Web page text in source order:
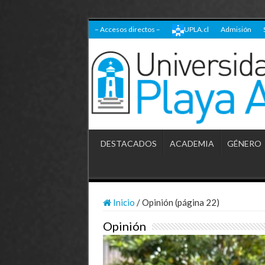
– Accesos directos – UPLA.cl Admisión
DESTACADOS ACADEMIA GÉNERO
Inicio /Opinión (página 22)
Opinión